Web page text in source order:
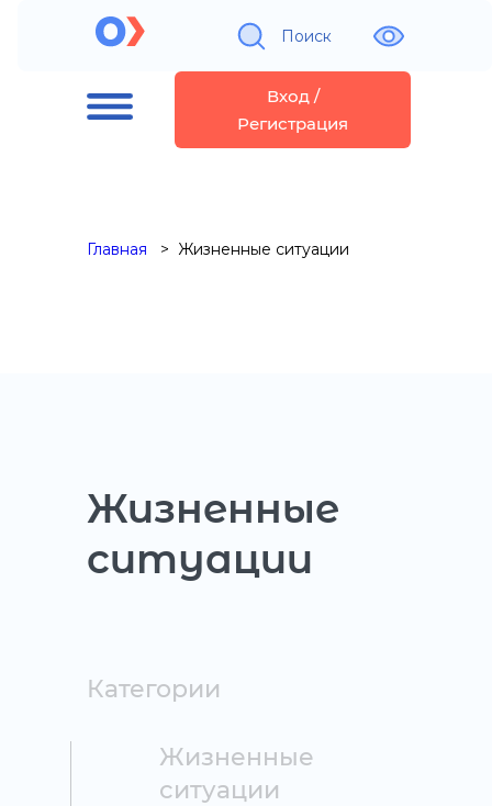
Поиск
Вход /
Регистрация
Главная Жизненные ситуации
Жизненные
ситуации
Категории
Жизненные
ситуации